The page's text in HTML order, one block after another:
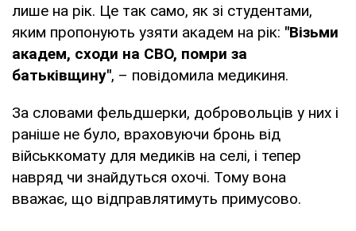
лише на рік. Це так само, як зі студентами,
яким пропонують узяти академ на рік: "Візьми
академ, сходи на СВО, помри за
батьківщину", – повідомила медикиня.
За словами фельдшерки, добровольців у них і
раніше не було, враховуючи бронь від
військкомату для медиків на селі, і тепер
навряд чи знайдуться охочі. Тому вона
вважає, що відправлятимуть примусово.